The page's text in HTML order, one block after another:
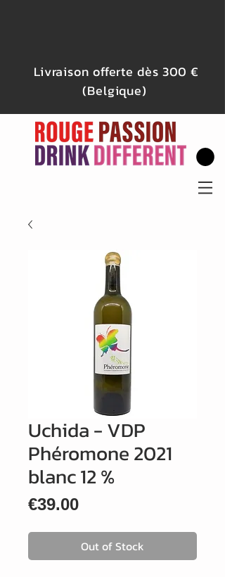
Livraison offerte dès 300 €
(Belgique)
Uchida - VDP
Phéromone 2021
blanc 12 %
€39.00Price
Out of Stock